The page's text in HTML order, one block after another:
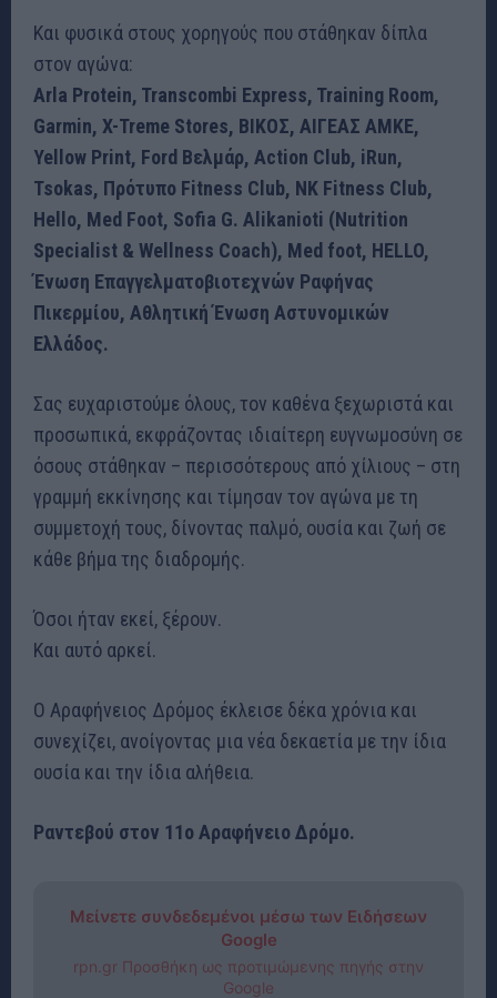
Και φυσικά στους χορηγούς που στάθηκαν δίπλα
στον αγώνα:
Arla Protein, Transcombi Express, Training Room,
Garmin, X-Treme Stores, ΒΙΚΟΣ, ΑΙΓΕΑΣ AMKE,
Yellow Print, Ford Βελμάρ, Action Club, iRun,
Tsokas, Πρότυπο Fitness Club, NK Fitness Club,
Hello, Med Foot, Sofia G. Alikanioti (Nutrition
Specialist & Wellness Coach), Med foot, HELLO,
Ένωση Επαγγελματοβιοτεχνών Ραφήνας
Πικερμίου, Αθλητική Ένωση Αστυνομικών
Ελλάδος.
Σας ευχαριστούμε όλους, τον καθένα ξεχωριστά και
προσωπικά, εκφράζοντας ιδιαίτερη ευγνωμοσύνη σε
όσους στάθηκαν – περισσότερους από χίλιους – στη
γραμμή εκκίνησης και τίμησαν τον αγώνα με τη
συμμετοχή τους, δίνοντας παλμό, ουσία και ζωή σε
κάθε βήμα της διαδρομής.
Όσοι ήταν εκεί, ξέρουν.
Και αυτό αρκεί.
Ο Αραφήνειος Δρόμος έκλεισε δέκα χρόνια και
συνεχίζει, ανοίγοντας μια νέα δεκαετία με την ίδια
ουσία και την ίδια αλήθεια.
Ραντεβού στον 11ο Αραφήνειο Δρόμο.
Μείνετε συνδεδεμένοι μέσω των Ειδήσεων
Google
rpn.gr Προσθήκη ως προτιμώμενης πηγής στην
Google